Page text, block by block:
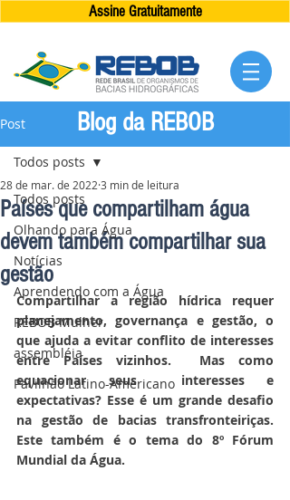
Assine Gratuitamente
Post
Todos posts
Olhando para Água
Notícias
Aprendendo com a Água
REBOB Mulher
assembléia
Pavilhão Latino-Americano
Todos posts
Países que compartilham água
devem também compartilhar sua
gestão
28 de mar. de 2022 3 min de leitura
Compartilhar a região hídrica requer
planejamento, governança e gestão, o
que ajuda a evitar conflito de interesses
entre Países vizinhos.  Mas como
equacionar seus  interesses e
expectativas? Esse é um grande desafio
na gestão de bacias transfronteiriças.
Este também é o tema do 8º Fórum
Mundial da Água.
Blog da REBOB